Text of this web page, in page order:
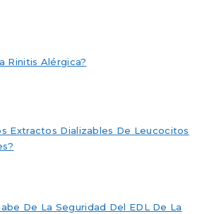
Rinitis Alérgica?
Extractos Dializables De Leucocitos
De La Seguridad Del EDL De La